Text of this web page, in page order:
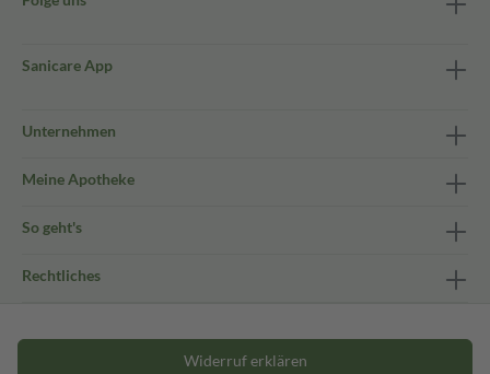
Sanicare App
Unternehmen
Meine Apotheke
So geht's
Rechtliches
Widerruf erklären